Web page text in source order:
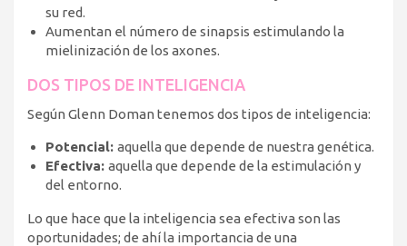
su red.
Aumentan el número de sinapsis estimulando la
mielinización de los axones.
DOS TIPOS DE INTELIGENCIA
Según Glenn Doman tenemos dos tipos de inteligencia:
Potencial: aquella que depende de nuestra genética.
Efectiva: aquella que depende de la estimulación y
del entorno.
Lo que hace que la inteligencia sea efectiva son las
oportunidades; de ahí la importancia de una